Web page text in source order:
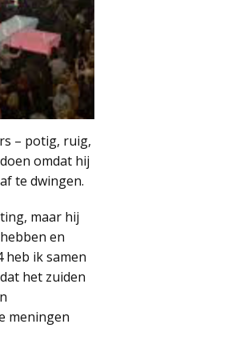
– potig, ruig,
omdat hij
te dwingen.
maar hij
en
heb ik samen
het zuiden
meningen